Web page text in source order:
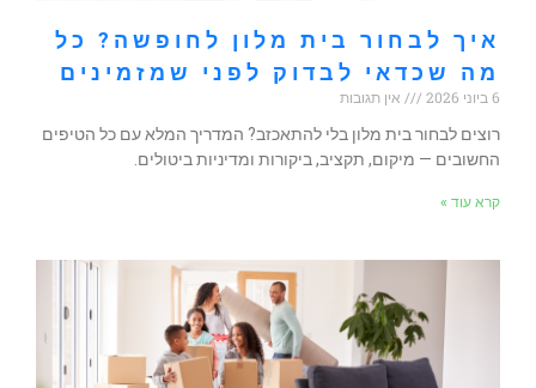
איך לבחור בית מלון לחופשה? כל
מה שכדאי לבדוק לפני שמזמינים
אין תגובות
רוצים לבחור בית מלון בלי להתאכזב? המדריך המלא עם כל הטיפים
החשובים — מיקום, תקציב, ביקורות ומדיניות ביטולים.
קרא עוד »